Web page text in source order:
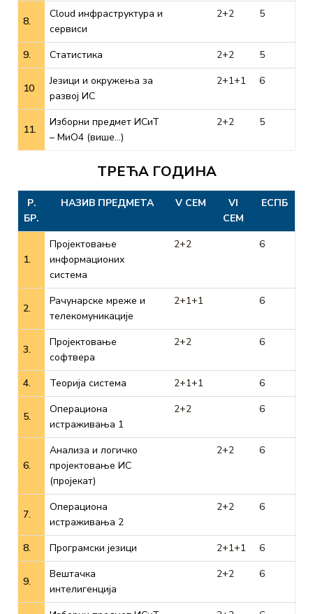
8.
Cloud инфраструктура и
сервиси
2+2 5
9. Статистика 2+2 5
10
Језици и окружења за
развој ИС
2+1+1 6
11.
Изборни предмет ИСиТ
– МиО4 (више…)
2+2 5
ТРЕЋА ГОДИНА
Р.
БР.
НАЗИВ ПРЕДМЕТА V СЕМ
VI
СЕМ
ЕСПБ
1.
Пројектовање
информационих
система
2+2 6
2.
Рачунарске мреже и
телекомуникације
2+1+1 6
3.
Пројектовање
софтвера
2+2 6
4. Теорија система 2+1+1 6
5.
Операциона
истраживања 1
2+2 6
6.
Анализа и логичко
пројектовање ИС
(пројекат)
2+2 6
7.
Операциона
истраживања 2
2+2 6
8. Програмски језици 2+1+1 6
9.
Вештачка
интелигенција
2+2 6